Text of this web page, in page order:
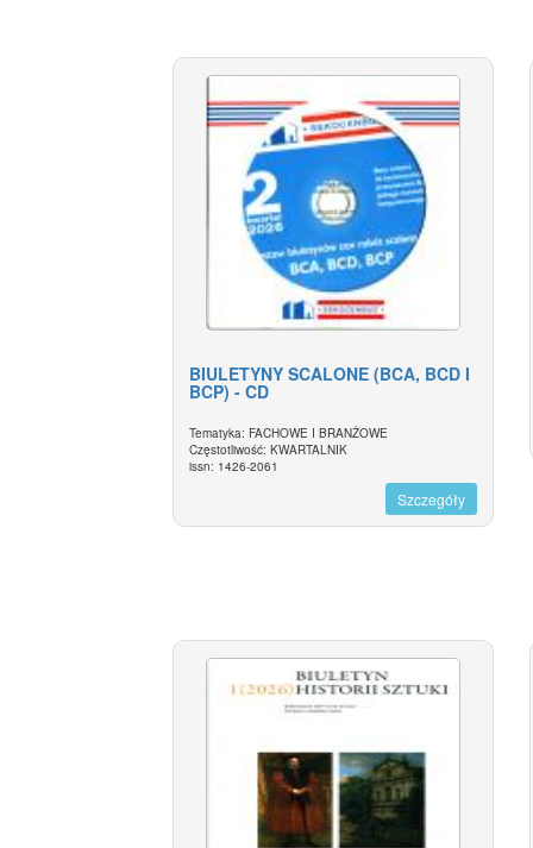
BIULETYNY SCALONE (BCA, BCD I
BCP) - CD
Tematyka: FACHOWE I BRANŻOWE
Częstotliwość: KWARTALNIK
issn: 1426-2061
Szczegóły